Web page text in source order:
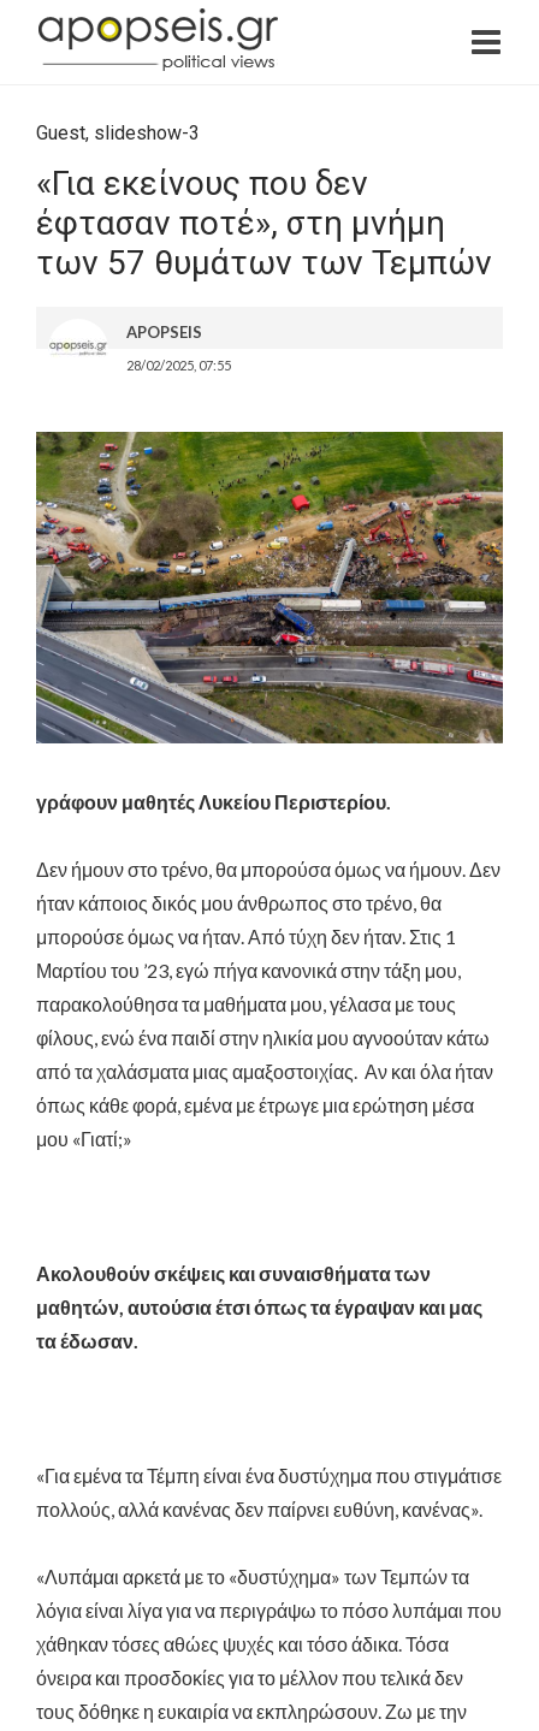
Guest, slideshow-3
«Για εκείνους που δεν
έφτασαν ποτέ», στη μνήμη
των 57 θυμάτων των Τεμπών
APOPSEIS
28/02/2025, 07:55
γράφουν μαθητές Λυκείου Περιστερίου.
Δεν ήμουν στο τρένο, θα μπορούσα όμως να ήμουν. Δεν
ήταν κάποιος δικός μου άνθρωπος στο τρένο, θα
μπορούσε όμως να ήταν. Από τύχη δεν ήταν. Στις 1
Μαρτίου του ’23, εγώ πήγα κανονικά στην τάξη μου,
παρακολούθησα τα μαθήματα μου, γέλασα με τους
φίλους, ενώ ένα παιδί στην ηλικία μου αγνοούταν κάτω
από τα χαλάσματα μιας αμαξοστοιχίας. Αν και όλα ήταν
όπως κάθε φορά, εμένα με έτρωγε μια ερώτηση μέσα
μου «Γιατί;»
Ακολουθούν σκέψεις και συναισθήματα των
μαθητών, αυτούσια έτσι όπως τα έγραψαν και μας
τα έδωσαν.
«Για εμένα τα Τέμπη είναι ένα δυστύχημα που στιγμάτισε
πολλούς, αλλά κανένας δεν παίρνει ευθύνη, κανένας».
«Λυπάμαι αρκετά με το «δυστύχημα» των Τεμπών τα
λόγια είναι λίγα για να περιγράψω το πόσο λυπάμαι που
χάθηκαν τόσες αθώες ψυχές και τόσο άδικα. Τόσα
όνειρα και προσδοκίες για το μέλλον που τελικά δεν
τους δόθηκε η ευκαιρία να εκπληρώσουν. Ζω με την